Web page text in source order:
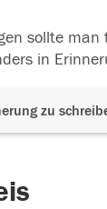
sollte man
in
zu